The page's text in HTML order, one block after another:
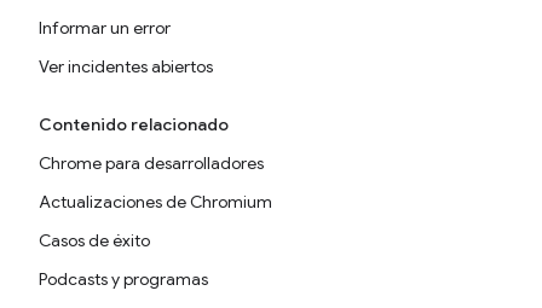
Informar un error
Ver incidentes abiertos
Contenido relacionado
Chrome para desarrolladores
Actualizaciones de Chromium
Casos de éxito
Podcasts y programas